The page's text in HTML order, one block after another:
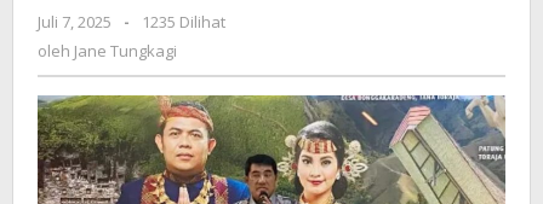
PP
Resmi
Dibuka
Juli 7, 2025
oleh
Jane
Tungkagi
-
1235 Dilihat
oleh Jane Tungkagi